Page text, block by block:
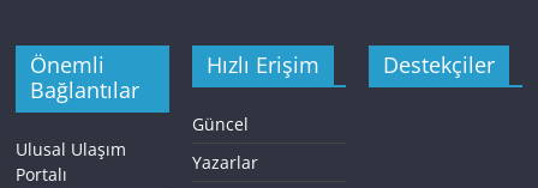
Önemli
Bağlantılar
Ulusal Ulaşım
Portalı
Hızlı Erişim
Güncel
Yazarlar
Destekçiler